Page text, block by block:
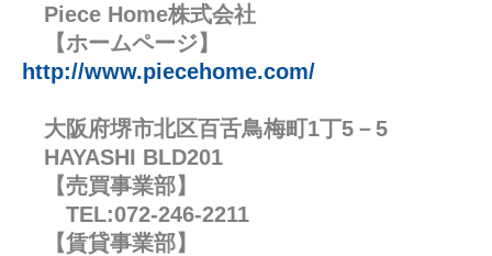
Piece Home株式会社
【ホームページ】
http://www.piecehome.com/
大阪府堺市北区百舌鳥梅町1丁5－5
HAYASHI BLD201
【売買事業部】
TEL:072-246-2211
【賃貸事業部】